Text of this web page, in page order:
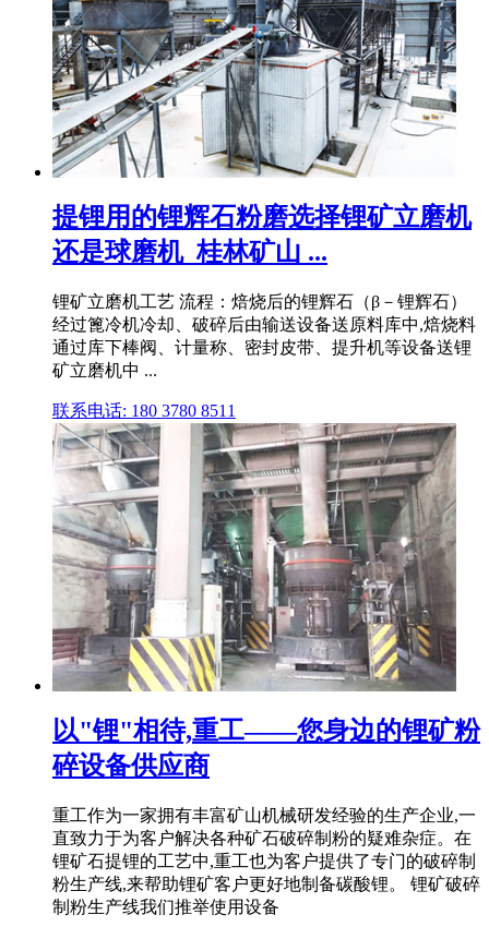
提锂用的锂辉石粉磨选择锂矿立磨机
还是球磨机_桂林矿山 ...
锂矿立磨机工艺 流程：焙烧后的锂辉石（β－锂辉石）
经过篦冷机冷却、破碎后由输送设备送原料库中,焙烧料
通过库下棒阀、计量称、密封皮带、提升机等设备送锂
矿立磨机中 ...
联系电话: 180 3780 8511
以"锂"相待,重工——您身边的锂矿粉
碎设备供应商
重工作为一家拥有丰富矿山机械研发经验的生产企业,一
直致力于为客户解决各种矿石破碎制粉的疑难杂症。在
锂矿石提锂的工艺中,重工也为客户提供了专门的破碎制
粉生产线,来帮助锂矿客户更好地制备碳酸锂。 锂矿破碎
制粉生产线我们推举使用设备